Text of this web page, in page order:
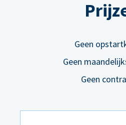
Geen
Geen
Geen